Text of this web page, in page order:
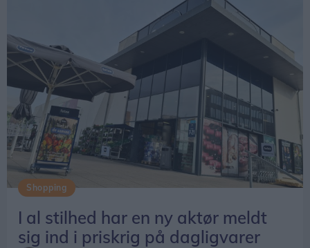
Shopping
I al stilhed har en ny aktør meldt
sig ind i priskrig på dagligvarer